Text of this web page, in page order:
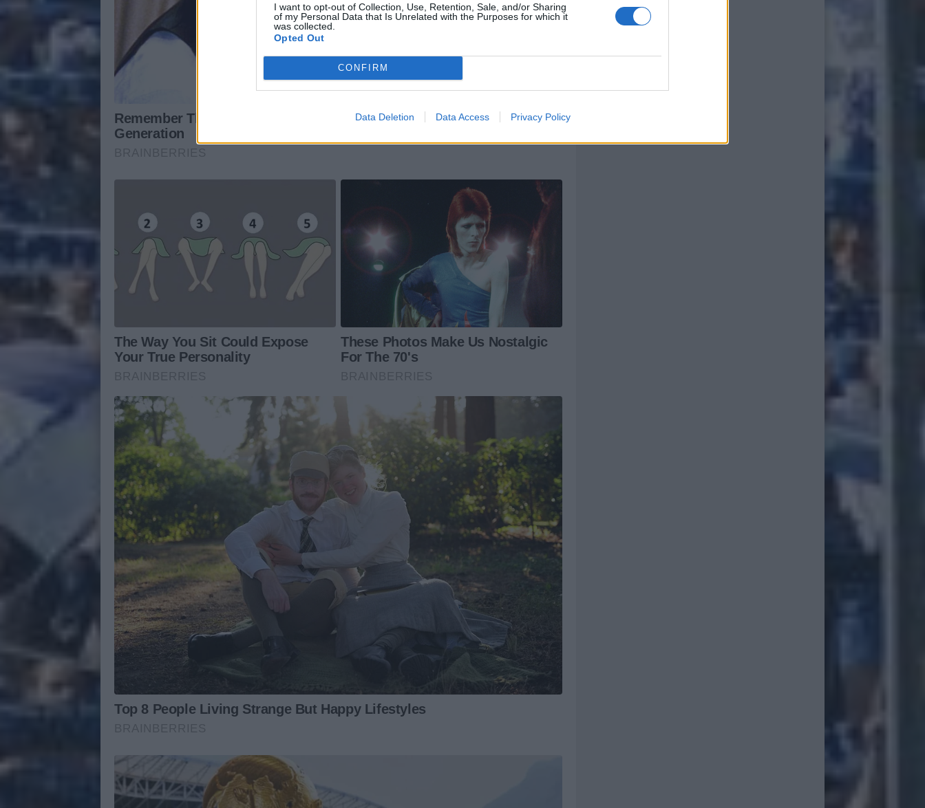
I want to opt-out of Collection, Use, Retention, Sale, and/or Sharing
of my Personal Data that Is Unrelated with the Purposes for which it
was collected.
Opted Out
CONFIRM
Data Deletion Data Access Privacy Policy